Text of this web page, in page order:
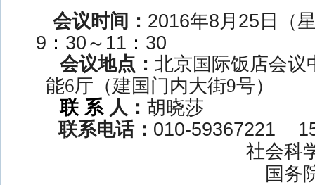
会议时间： 2016年8月 25 日（
9 ： 30 ～ 11 ： 30
会议地点：北京国际饭店会议
能6厅（建国门内大街9号）
联 系 人：胡晓莎
联系电话： 010-59367221
社会科
国务